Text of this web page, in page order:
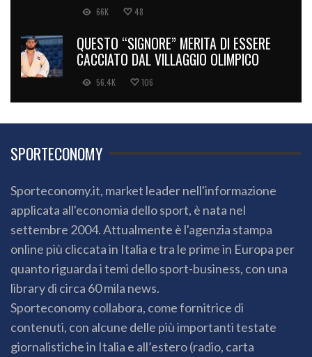
66K 48
QUESTO “SIGNORE” MERITA DI ESSERE
CACCIATO DAL VILLAGGIO OLIMPICO
56.4K 106
SPORTECONOMY
Sporteconomy.it, market leader nell'informazione
applicata all'economia dello sport, è nata nel
settembre 2004. Attualmente è l'agenzia stampa
online più cliccata in Italia e tra le prime in Europa per
quanto riguarda i temi dello sport-business, con una
library di circa 60 mila news.
Sporteconomy collabora, come fornitrice di
contenuti, con alcune delle più importanti testate
giornalistiche in Italia e all’estero (radio, carta